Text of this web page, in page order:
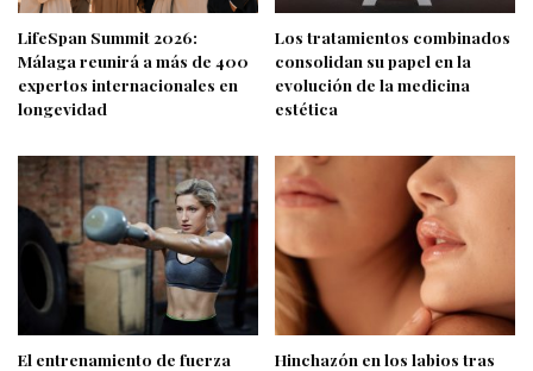
LifeSpan Summit 2026:
Málaga reunirá a más de 400
expertos internacionales en
longevidad
Los tratamientos combinados
consolidan su papel en la
evolución de la medicina
estética
El entrenamiento de fuerza
Hinchazón en los labios tras